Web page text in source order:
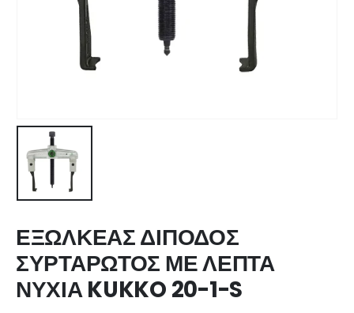
ΕΞΩΛΚΕΑΣ ΔΙΠΟΔΟΣ
ΣΥΡΤΑΡΩΤΟΣ ΜΕ ΛΕΠΤΑ
ΝΥΧΙΑ KUKKO 20-1-S